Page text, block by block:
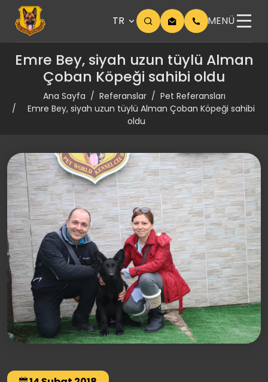
TR MENÜ
Emre Bey, siyah uzun tüylü Alman
Çoban Köpeği sahibi oldu
Ana Sayfa Referanslar
Pet Referansları
Emre Bey, siyah uzun tüylü Alman Çoban Köpeği sahibi
oldu